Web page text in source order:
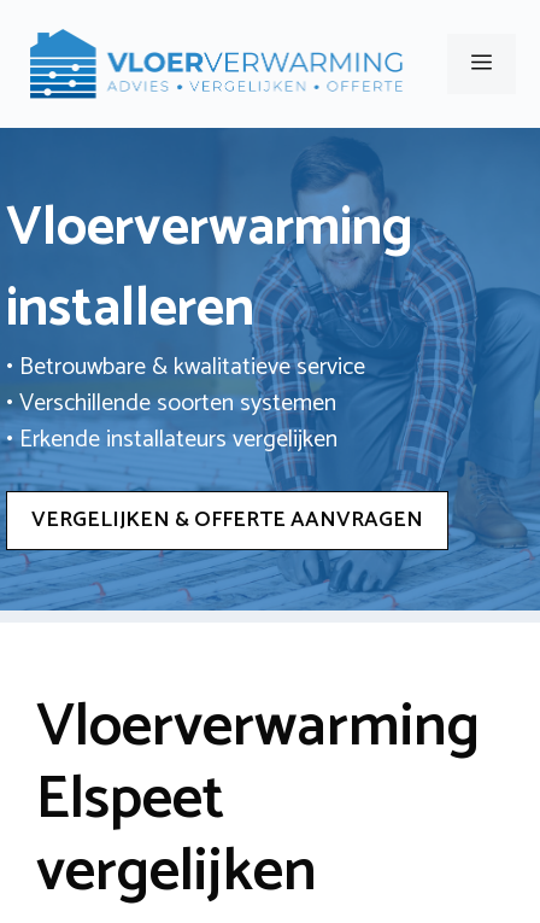
naar
Menu
Vloerverwarming
installeren
• Betrouwbare & kwalitatieve service
• Verschillende soorten systemen
• Erkende installateurs vergelijken
VERGELIJKEN & OFFERTE AANVRAGEN
Vloerverwarming
Elspeet
vergelijken